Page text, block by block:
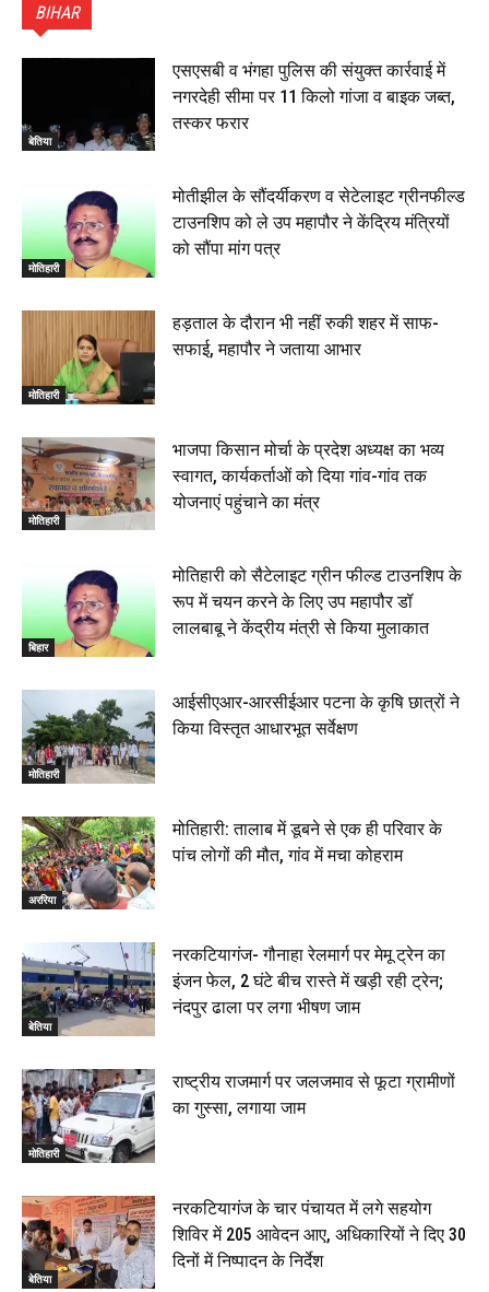
का भव्य पथ संचलन, 5 July 2026
बेतिया : मझौलिया में 1.24 क्विंटल गांजा के साथ बोलेरो ज़ब्त, दो
तस्कर गिरफ्तार, 4 July 2026
00:39
रक्सौल : सुरक्षा जॉंच को सोना-चांदी दुकानों का एसडीपीओ और
थानाध्यक्ष ने किया निरीक्षण, 19 June 2026
00:58
बेतिया में सगे भाई ने मां के साथ मिलकर की भाई की हत्या, शव
जलाया, दोनों गिरफ्तार, 14 June 2026
मोतिहारी। NDA सरकार, 12 साल विश्वास के, मीडिया संवाद में
सांसद रधामोहन सिंह, 13 June 2026
02:19
BIHAR
बेतिया
एसएसबी व भंगहा पुलिस की संयुक्त कार्रवाई में
नगरदेही सीमा पर 11 किलो गांजा व बाइक जब्त,
तस्कर फरार
मोतिहारी
मोतीझील के सौंदर्यीकरण व सेटेलाइट ग्रीनफील्ड
टाउनशिप को ले उप महापौर ने केंद्रिय मंत्रियों
को सौंपा मांग पत्र
मोतिहारी
हड़ताल के दौरान भी नहीं रुकी शहर में साफ-
सफाई, महापौर ने जताया आभार
मोतिहारी
भाजपा किसान मोर्चा के प्रदेश अध्यक्ष का भव्य
स्वागत, कार्यकर्ताओं को दिया गांव-गांव तक
योजनाएं पहुंचाने का मंत्र
बिहार
मोतिहारी को सैटेलाइट ग्रीन फील्ड टाउनशिप के
रूप में चयन करने के लिए उप महापौर डॉ
लालबाबू ने केंद्रीय मंत्री से किया मुलाकात
मोतिहारी
आईसीएआर-आरसीईआर पटना के कृषि छात्रों ने
किया विस्तृत आधारभूत सर्वेक्षण
अररिया
मोतिहारी: तालाब में डूबने से एक ही परिवार के
पांच लोगों की मौत, गांव में मचा कोहराम
बेतिया
नरकटियागंज- गौनाहा रेलमार्ग पर मेमू ट्रेन का
इंजन फेल, 2 घंटे बीच रास्ते में खड़ी रही ट्रेन;
नंदपुर ढाला पर लगा भीषण जाम
मोतिहारी
राष्ट्रीय राजमार्ग पर जलजमाव से फूटा ग्रामीणों
का गुस्सा, लगाया जाम
बेतिया
नरकटियागंज के चार पंचायत में लगे सहयोग
शिविर में 205 आवेदन आए, अधिकारियों ने दिए 30
दिनों में निष्पादन के निर्देश